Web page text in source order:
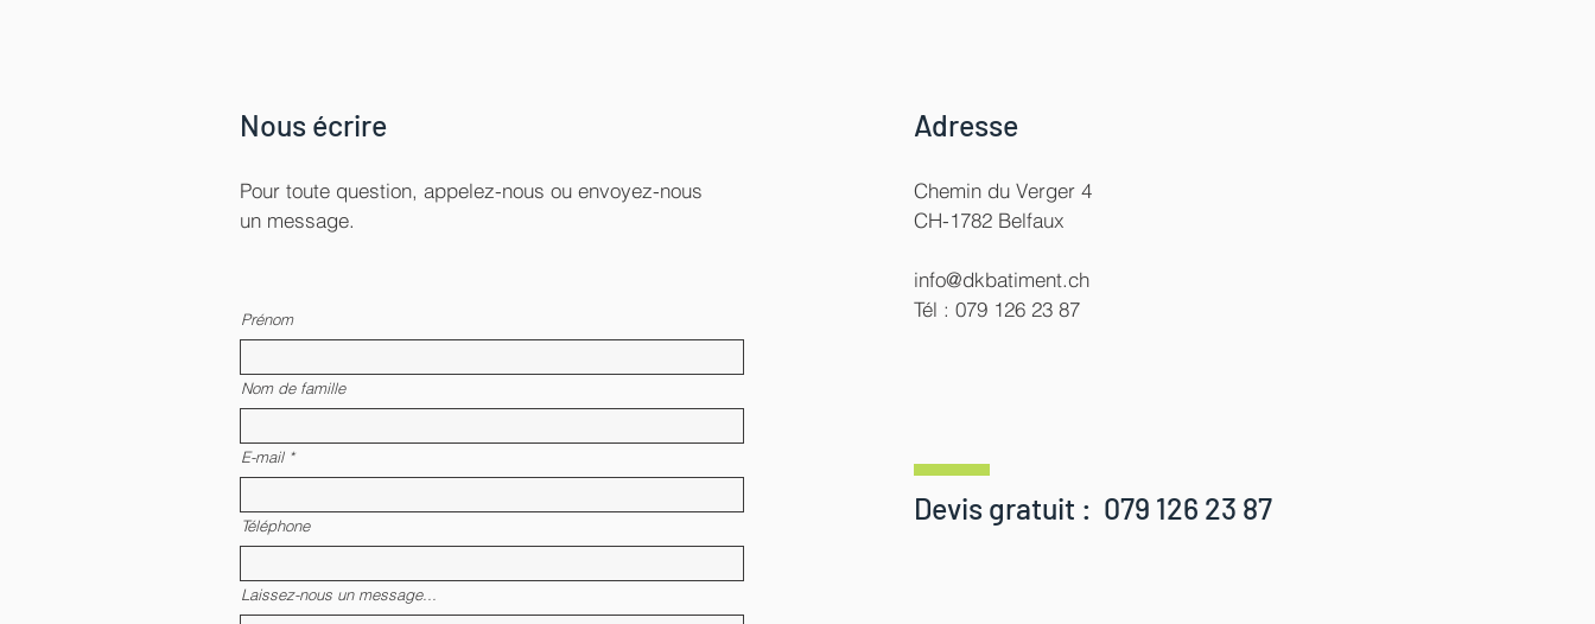
Nous écrire
Pour toute question, appelez-nous ou envoyez-nous
un message.
Prénom
Nom de famille
E-mail
Téléphone
Laissez-nous un message...
Adresse
Chemin du Verger 4
CH-1782 Belfaux
info@dkbatiment.ch
Tél : 079 126 23 87
Devis gratuit : 079 126 23 87